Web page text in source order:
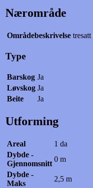
Nærområde
Områdebeskrivelse
Type
Barskog Ja
Løvskog Ja
Beite
Ja
Utforming
Areal
1 da
Dybde -
Gjennomsnitt
0 m
Dybde -
Maks
2,5 m